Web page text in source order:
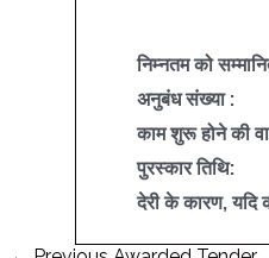
निम्नतम को
अनुबंध संख्या :
काम शुरू होने की
पुरस्कार तिथि:
देरी के कारण, यदि